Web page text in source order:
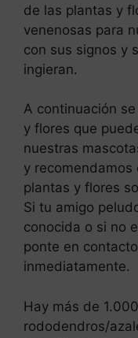
de las plantas y
venenosas para
con sus signos y
ingieran.
A continuación
y flores que
nuestras
y recomendamos
plantas y flores
Si tu amigo
conocida o si no
ponte en
inmediatamente.
Hay más de
rododendros/